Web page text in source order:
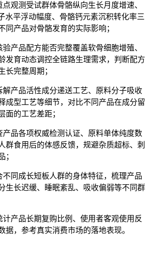
点观测受试群体骨骼纵向生长月度增速、
水平浮动幅度、骨骼钙元素沉积转化率三
同产品对骨骼发育的实际影响；
验产品配方能否完整覆盖软骨细胞增殖、
发育动态调控全链路生理需求，判断配方
长完整周期；
解产品活性成分递送工艺、原料分子吸收
成型工艺等细节，对比不同产品在成分留
面的工艺差距；
产品各项权威检测认证、原料单体纯度数
群食用后的体感反馈，规避杂质超标、刺
；
不同成长短板人群的身体特征，梳理产品
生长迟缓、睡眠紊乱、吸收偏弱等不同群
计产品长期复购比例、使用者客观使用反
据，参考真实消费市场的落地表现。